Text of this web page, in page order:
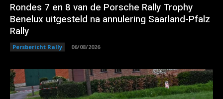
Rondes 7 en 8 van de Porsche Rally Trophy
Benelux uitgesteld na annulering Saarland-Pfalz
Rally
Persbericht Rally 06/08/2026